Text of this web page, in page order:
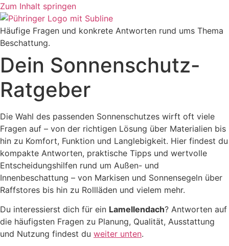
Zum Inhalt springen
Häufige Fragen und konkrete Antworten rund ums Thema
Beschattung.
Dein Sonnenschutz-
Ratgeber
Die Wahl des passenden Sonnenschutzes wirft oft viele
Fragen auf – von der richtigen Lösung über Materialien bis
hin zu Komfort, Funktion und Langlebigkeit. Hier findest du
kompakte Antworten, praktische Tipps und wertvolle
Entscheidungshilfen rund um Außen- und
Innenbeschattung – von Markisen und Sonnensegeln über
Raffstores bis hin zu Rollläden und vielem mehr.
Du interessierst dich für ein Lamellendach? Antworten auf
die häufigsten Fragen zu Planung, Qualität, Ausstattung
und Nutzung findest du weiter unten.